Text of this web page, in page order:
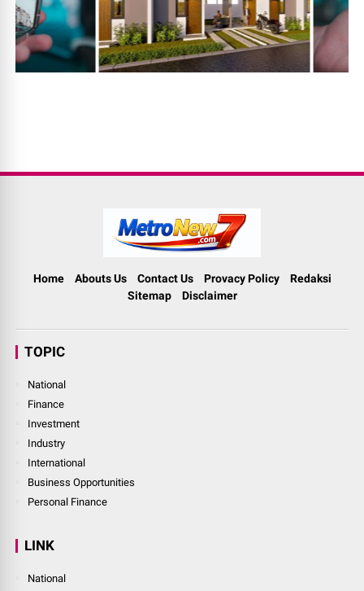
Home Abouts Us Contact Us Provacy Policy
Redaksi
Sitemap
Disclaimer
TOPIC
National
Finance
Investment
Industry
International
Business Opportunities
Personal Finance
LINK
National